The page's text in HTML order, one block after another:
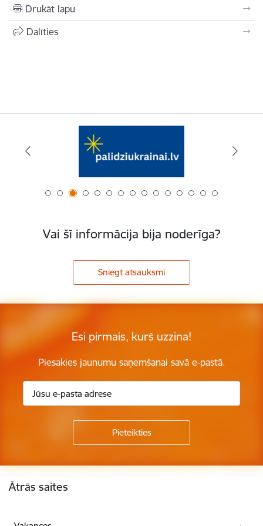
Drukāt lapu
Dalīties
Vai šī informācija bija noderīga?
Sniegt atsauksmi
Esi pirmais, kurš uzzina!
Piesakies jaunumu saņemšanai savā e-pastā.
Kājene
Ātrās saites